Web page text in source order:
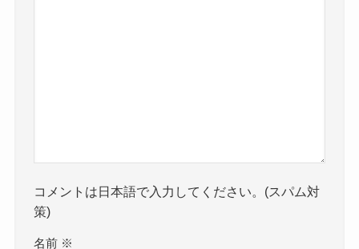
コメントは日本語で入力してください。(スパム対
策)
名前 ※